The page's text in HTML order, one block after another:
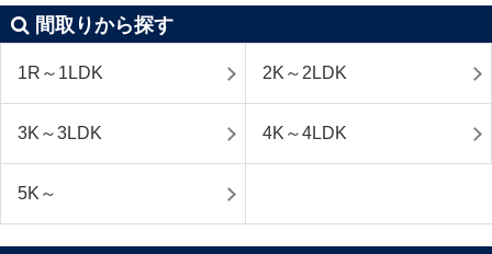
間取りから探す
1R～1LDK 2K～2LDK
3K～3LDK 4K～4LDK
5K～